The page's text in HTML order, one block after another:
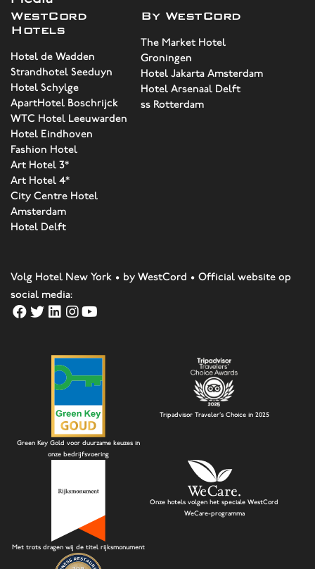
WestCord
Hotels
Hotel de Wadden
Strandhotel Seeduyn
Hotel Schylge
ApartHotel Boschrijck
WTC Hotel Leeuwarden
Hotel Eindhoven
Fashion Hotel
Art Hotel 3*
Art Hotel 4*
City Centre Hotel
Amsterdam
Hotel Delft
By WestCord
The Market Hotel
Groningen
Hotel Jakarta Amsterdam
Hotel Arsenaal Delft
ss Rotterdam
Volg Hotel New York • by WestCord • Official website op
social media:
Green Key Gold voor duurzame keuzes in
onze bedrijfsvoering
Tripadvisor Traveler's Choice in 2025
Met trots dragen wij de titel rijksmonument
Onze hotels volgen het speciale WestCord
WeCare-programma